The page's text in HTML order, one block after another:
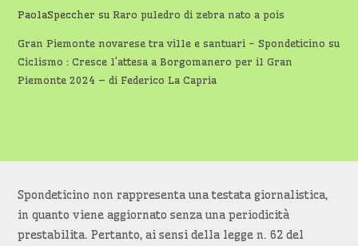
PaolaSpeccher suRaro puledro di zebra nato a pois
Gran Piemonte novarese tra ville e santuari - Spondeticino su
Ciclismo : Cresce l’attesa a Borgomanero per il Gran
Piemonte 2024 – di Federico La Capria
Spondeticino non rappresenta una testata giornalistica,
in quanto viene aggiornato senza una periodicità
prestabilita. Pertanto, ai sensi della legge n. 62 del